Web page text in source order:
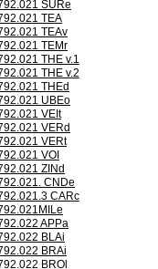
SURe
TEA
TEAv
TEMr
THE v.1
THE v.2
THEd
UBEo
VEIt
VERd
VERt
VOI
ZINd
CNDe
CARc
APPa
BLAi
BRAi
BROl